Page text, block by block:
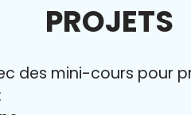
PROJETS
des mini-cours pour
: